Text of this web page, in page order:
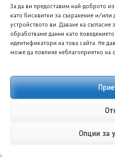
За да ви предоставим най-доброто
като бисквитки за съхранение и/
устройството ви. Даване на
обработваме данни като
идентификатори на това сайта. Не
може да повлияе неблагоприятно на
Опции за